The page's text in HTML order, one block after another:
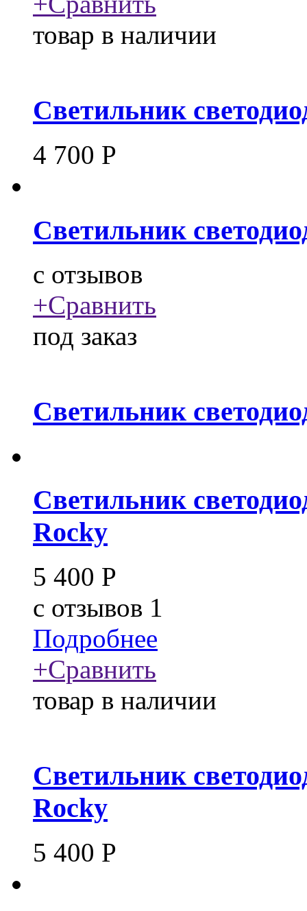
товар в наличии
Светильник
4 700 Р
Светильник
c отзывов
+Сравнить
под заказ
Светильник
Светильник
Rocky
5 400 Р
c отзывов 1
Подробнее
+Сравнить
товар в наличии
Светильник
Rocky
5 400 Р